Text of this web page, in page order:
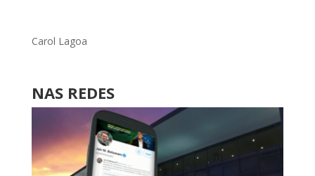
Carol Lagoa
NAS REDES